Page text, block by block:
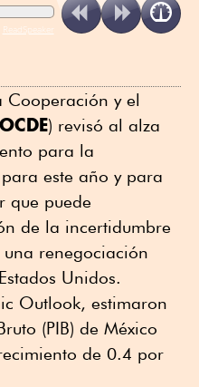
ReadSpeaker
y el
OCDE) revisó al alza
para la
para este año y para
que puede
de la incertidumbre
renegociación
Unidos.
Outlook, estimaron
(PIB) de México
de 0.4 por